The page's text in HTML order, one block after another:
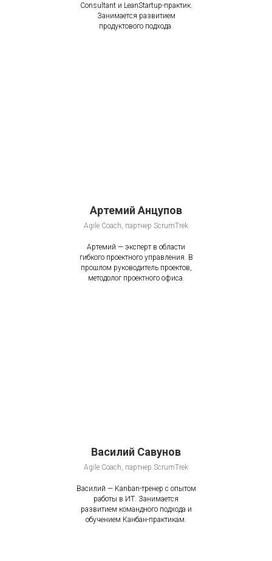
Consultant и LeanStartup-практик.
Занимается развитием
продуктового подхода.
Артемий Анцупов
Agile Coach, партнер ScrumTrek
Артемий — эксперт в области
гибкого проектного управления. В
прошлом руководитель проектов,
методолог проектного офиса.
Василий Савунов
Agile Coach, партнер ScrumTrek
Василий — Kanban-тренер с опытом
работы в ИТ. Занимается
развитием командного подхода и
обучением Канбан-практикам.